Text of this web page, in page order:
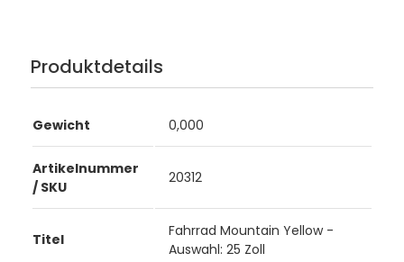
Produktdetails
Gewicht 0,000
Artikelnummer
/ SKU
20312
Titel
Fahrrad Mountain Yellow -
Auswahl: 25 Zoll